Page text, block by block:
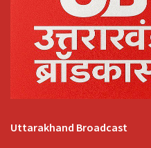
Uttarakhand Broadcast